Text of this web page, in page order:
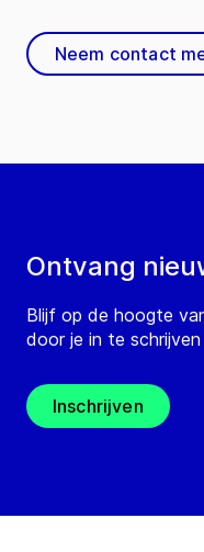
Ontvang
Blijf op de hoogte
door je in te
Inschrijven
Neem contact